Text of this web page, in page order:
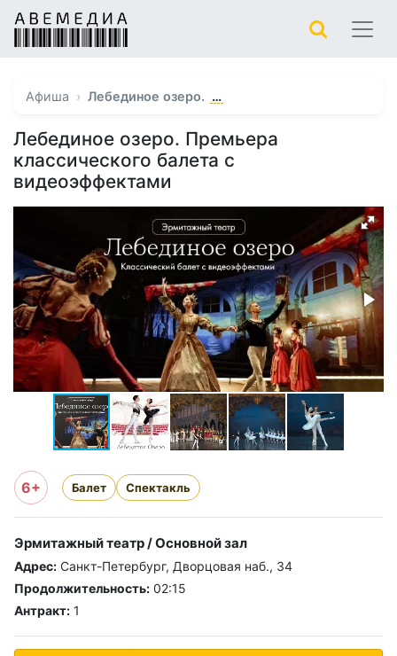
Афиша Лебединое озеро. …
Лебединое озеро. Премьера
классического балета с
видеоэффектами
6+ Балет Спектакль
Эрмитажный театр / Основной зал
Адрес: Санкт-Петербург, Дворцовая наб., 34
Продолжительность: 02:15
Антракт: 1